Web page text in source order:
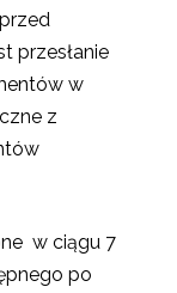
przesłanie
w
z
w ciągu 7
po